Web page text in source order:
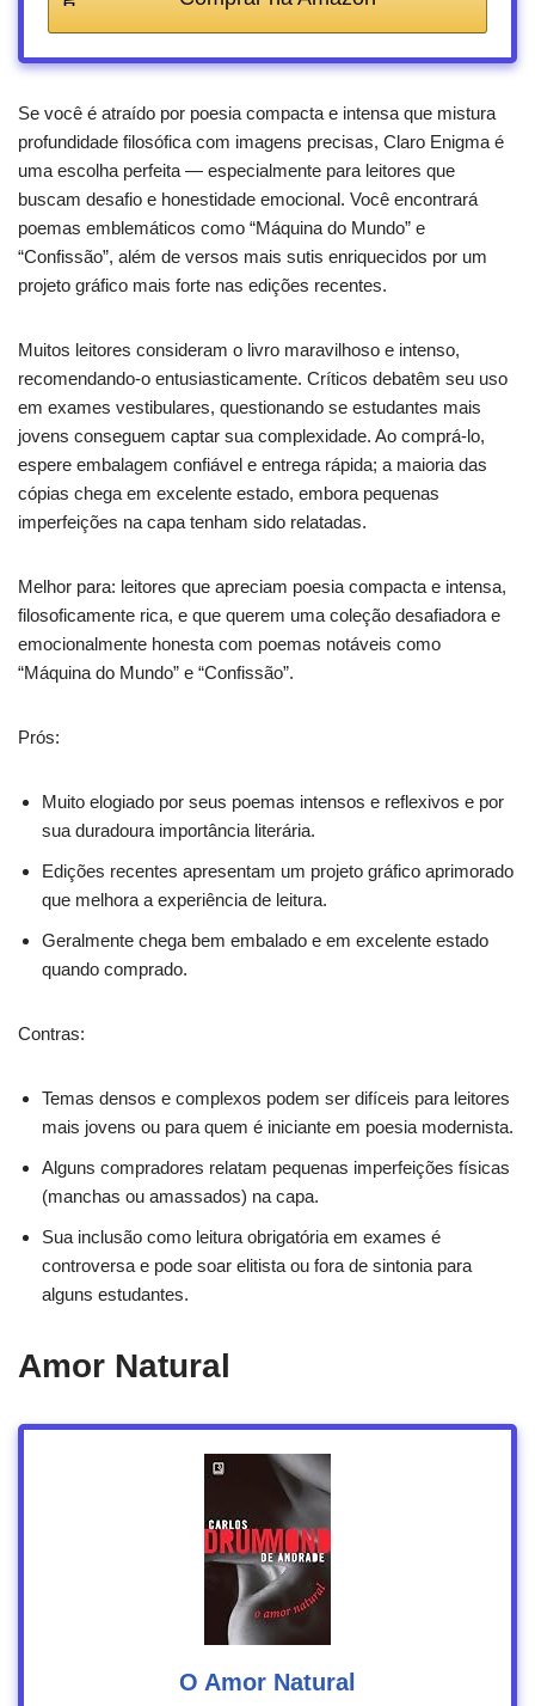
Se você é atraído por poesia compacta e intensa que mistura
profundidade filosófica com imagens precisas, Claro Enigma é
uma escolha perfeita — especialmente para leitores que
buscam desafio e honestidade emocional. Você encontrará
poemas emblemáticos como “Máquina do Mundo” e
“Confissão”, além de versos mais sutis enriquecidos por um
projeto gráfico mais forte nas edições recentes.
Muitos leitores consideram o livro maravilhoso e intenso,
recomendando-o entusiasticamente. Críticos debatêm seu uso
em exames vestibulares, questionando se estudantes mais
jovens conseguem captar sua complexidade. Ao comprá-lo,
espere embalagem confiável e entrega rápida; a maioria das
cópias chega em excelente estado, embora pequenas
imperfeições na capa tenham sido relatadas.
Melhor para: leitores que apreciam poesia compacta e intensa,
filosoficamente rica, e que querem uma coleção desafiadora e
emocionalmente honesta com poemas notáveis como
“Máquina do Mundo” e “Confissão”.
Prós:
Muito elogiado por seus poemas intensos e reflexivos e por
sua duradoura importância literária.
Edições recentes apresentam um projeto gráfico aprimorado
que melhora a experiência de leitura.
Geralmente chega bem embalado e em excelente estado
quando comprado.
Contras:
Temas densos e complexos podem ser difíceis para leitores
mais jovens ou para quem é iniciante em poesia modernista.
Alguns compradores relatam pequenas imperfeições físicas
(manchas ou amassados) na capa.
Sua inclusão como leitura obrigatória em exames é
controversa e pode soar elitista ou fora de sintonia para
alguns estudantes.
Amor Natural
O Amor Natural